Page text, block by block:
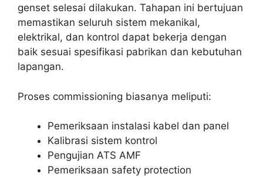
genset selesai dilakukan. Tahapan ini bertujuan
memastikan seluruh sistem mekanikal,
elektrikal, dan kontrol dapat bekerja dengan
baik sesuai spesifikasi pabrikan dan kebutuhan
lapangan.
Proses commissioning biasanya meliputi:
Pemeriksaan instalasi kabel dan panel
Kalibrasi sistem kontrol
Pengujian ATS AMF
Pemeriksaan safety protection